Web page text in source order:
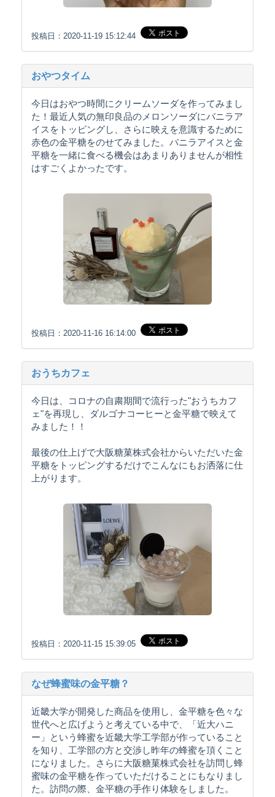
投稿日：2020-11-19 15:12:44
おやつタイム
今日はおやつ時間にクリームソーダを作ってみまし
た！最近人気の無印良品のメロンソーダにバニラア
イスをトッピングし、さらに映えを意識するために
赤色の金平糖をのせてみました。バニラアイスと金
平糖を一緒に食べる機会はあまりありませんが相性
はすごくよかったです。
投稿日：2020-11-16 16:14:00
おうちカフェ
今日は、コロナの自粛期間で流行った"おうちカフ
ェ"を再現し、ダルゴナコーヒーと金平糖で映えて
みました！！
最後の仕上げで大阪糖菓株式会社からいただいた金
平糖をトッピングするだけでこんなにもお洒落に仕
上がります。
投稿日：2020-11-15 15:39:05
なぜ蜂蜜味の金平糖？
近畿大学が開発した商品を使用し、金平糖を色々な
世代へと広げようと考えている中で、「近大ハニ
ー」という蜂蜜を近畿大学工学部が作っていること
を知り、工学部の方と交渉し昨年の蜂蜜を頂くこと
になりました。さらに大阪糖菓株式会社を訪問し蜂
蜜味の金平糖を作っていただけることにもなりまし
た。訪問の際、金平糖の手作り体験をしました。